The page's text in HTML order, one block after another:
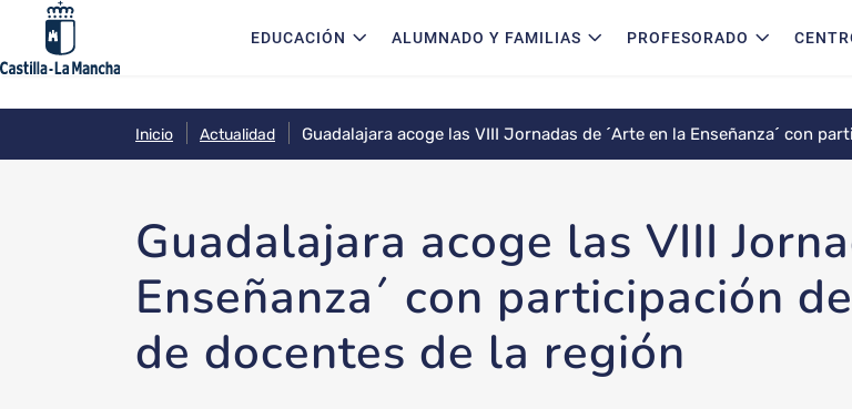
Pasar al contenido principalNavegación principal
EDUCACIÓN ALUMNADO Y FAMILIAS PROFESORADO
Inicio Actualidad Guadalajara acoge las VIII Jornadas de ´Arte en la Enseñanza´ con
Guadalajara acoge las VIII
Enseñanza´ con participación
de docentes de la región